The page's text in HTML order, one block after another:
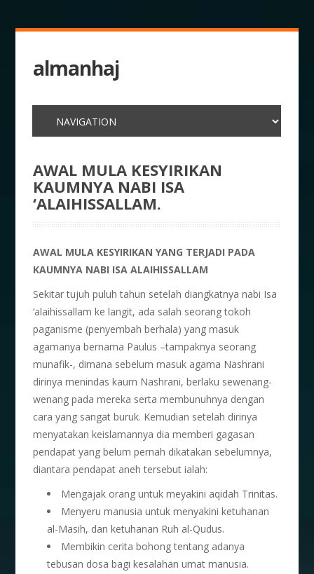
almanhaj
AWAL MULA KESYIRIKAN
KAUMNYA NABI ISA
‘ALAIHISSALLAM.
AWAL MULA KESYIRIKAN YANG TERJADI PADA
KAUMNYA NABI ISA ALAIHISSALLAM
Sekitar tujuh puluh tahun setelah diangkatnya nabi Isa
‘alaihissallam ke langit, ada salah seorang tokoh
paganisme (penyembah berhala) yang masuk
agamanya bernama Paulus –tampaknya seorang
munafik-, dimana sebelum masuk agama Nashrani
dirinya menindas kaum Nashrani, berlaku sewenang-
wenang pada mereka serta membunuhnya dengan
cara yang sangat buruk. Kemudian setelah dirinya
menyatakan keislamannya dia memberi gagasan
pendapat yang belum pernah dikatakan sebelumnya,
diantara pendapat aneh tersebut ialah:
Mengajak orang untuk meyakini aqidah Trinitas.
Menyeru manusia untuk menyakini ketuhanan
al-Masih, dan ketuhanan Ruh al-Qudus.
Membikin cerita bohong tentang adanya
tebusan dosa bagi kesalahan umat manusia.